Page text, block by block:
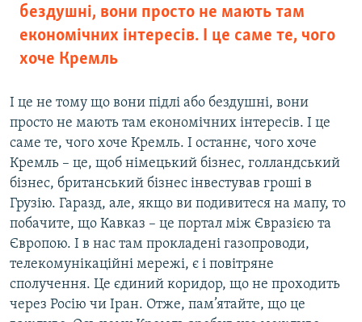
бездушні, вони просто не мають там
економічних інтересів. І це саме те, чого
хоче Кремль
І це не тому що вони підлі або бездушні, вони
просто не мають там економічних інтересів. І це
саме те, чого хоче Кремль. І останнє, чого хоче
Кремль – це, щоб німецький бізнес, голландський
бізнес, британський бізнес інвестував гроші в
Грузію. Гаразд, але, якщо ви подивитеся на мапу, то
побачите, що Кавказ – це портал між Євразією та
Європою. І в нас там прокладені газопроводи,
телекомунікаційні мережі, є і повітряне
сполучення. Це єдиний коридор, що не проходить
через Росію чи Іран. Отже, пам’ятайте, що це